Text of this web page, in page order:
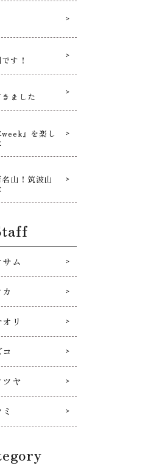
す！
ました
week』を楽し
山！筑波山
ム
リ
ヤ